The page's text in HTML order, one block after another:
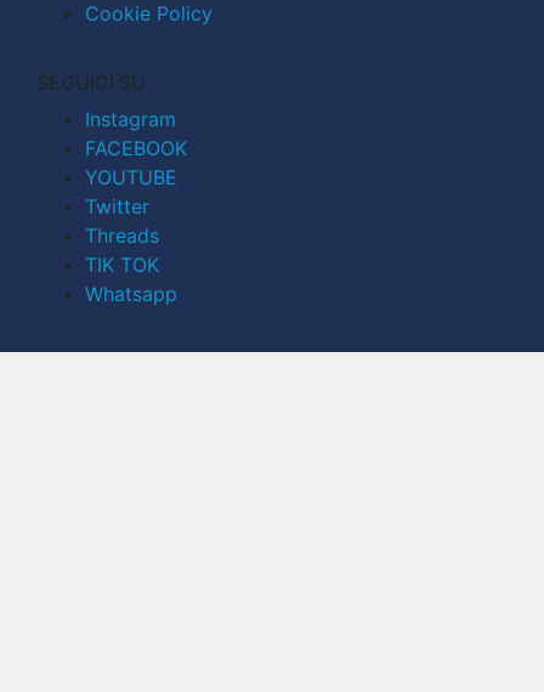
Cookie Policy
SEGUICI SU
Instagram
FACEBOOK
YOUTUBE
Twitter
Threads
TIK TOK
Whatsapp